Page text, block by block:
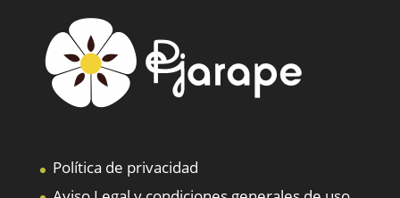
Política de privacidad